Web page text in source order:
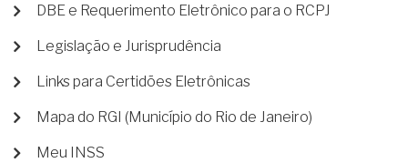
DBE e Requerimento Eletrônico para o RCPJ
Legislação e Jurisprudência
Links para Certidões Eletrônicas
Mapa do RGI (Município do Rio de Janeiro)
Meu INSS